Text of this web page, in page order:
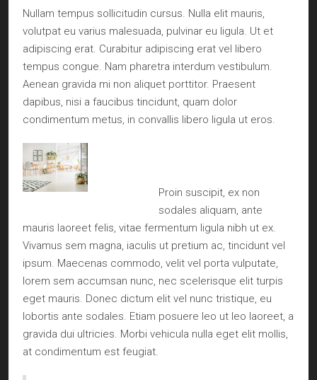
Nullam tempus sollicitudin cursus. Nulla elit mauris,
volutpat eu varius malesuada, pulvinar eu ligula. Ut et
adipiscing erat. Curabitur adipiscing erat vel libero
tempus congue. Nam pharetra interdum vestibulum.
Aenean gravida mi non aliquet porttitor. Praesent
dapibus, nisi a faucibus tincidunt, quam dolor
condimentum metus, in convallis libero ligula ut eros.
Proin suscipit, ex non
sodales aliquam, ante
mauris laoreet felis, vitae fermentum ligula nibh ut ex.
Vivamus sem magna, iaculis ut pretium ac, tincidunt vel
ipsum. Maecenas commodo, velit vel porta vulputate,
lorem sem accumsan nunc, nec scelerisque elit turpis
eget mauris. Donec dictum elit vel nunc tristique, eu
lobortis ante sodales. Etiam posuere leo ut leo laoreet, a
gravida dui ultricies. Morbi vehicula nulla eget elit mollis,
at condimentum est feugiat.